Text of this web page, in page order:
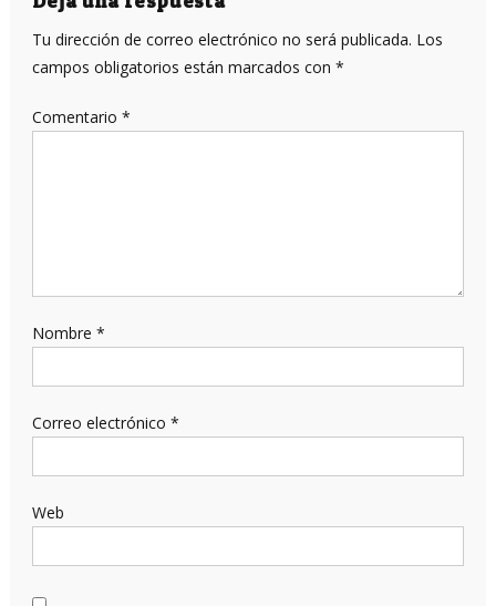
Tu dirección de correo electrónico no será publicada. Los
campos obligatorios están marcados con *
Comentario *
Nombre *
Correo electrónico *
Web